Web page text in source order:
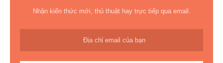
Nhận kiến thức mới, thủ thuật hay trực tiếp qua email.